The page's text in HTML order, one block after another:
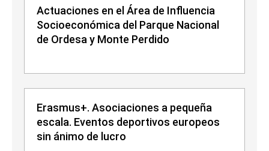
Actuaciones en el Área de Influencia
Socioeconómica del Parque Nacional
de Ordesa y Monte Perdido
Erasmus+. Asociaciones a pequeña
escala. Eventos deportivos europeos
sin ánimo de lucro